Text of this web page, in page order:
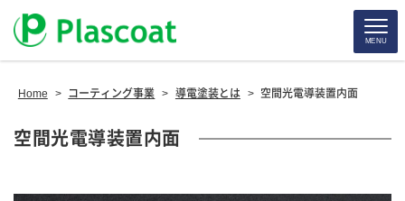
MENU
Home > コーティング事業 > 導電塗装とは > 空間光電導装置内面
空間光電導装置内面